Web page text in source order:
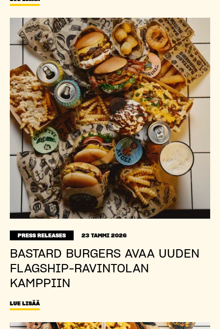
PRESS RELEASES 23 TAMMI 2026
BASTARD BURGERS AVAA UUDEN
FLAGSHIP-RAVINTOLAN
KAMPPIIN
LUE LISÄÄ